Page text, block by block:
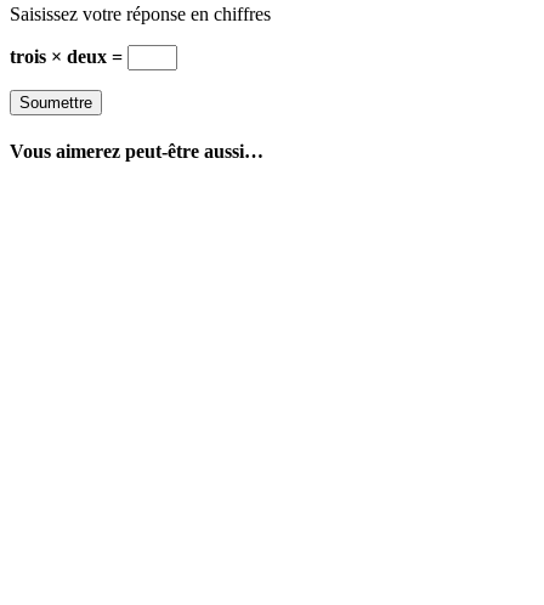
Saisissez votre réponse en chiffres
trois × deux =
Vous aimerez peut-être aussi…